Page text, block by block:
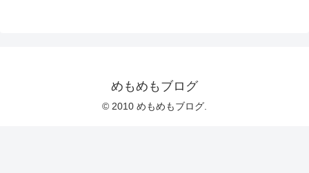
めもめもブログ
© 2010 めもめもブログ.